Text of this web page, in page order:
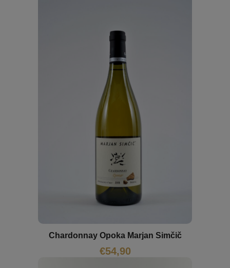
Chardonnay Opoka Marjan Simčič
€54,90